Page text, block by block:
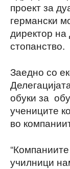
проект за
германски
директор на
стопанство.
Заедно со
обуки за
учениците
во
училници